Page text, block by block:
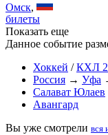
Омск,
билеты
Показать еще
Данное событие
Хоккей /КХЛ
Россия → Уфа
Салават Юлаев
Авангард
Вы уже смотрели вся